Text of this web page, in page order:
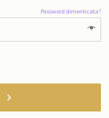
Password dimenticata?